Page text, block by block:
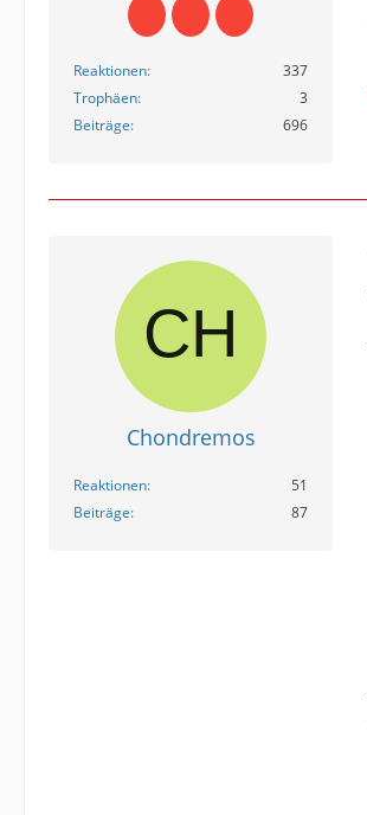
Reaktionen
337
Trophäen
3
Beiträge
696
Chondremos
Reaktionen
51
Beiträge
87